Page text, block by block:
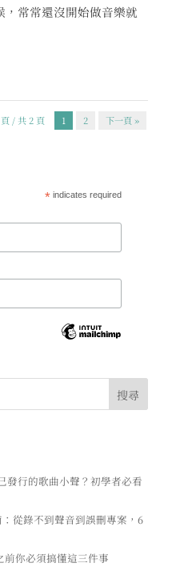
常常還沒開始做音樂就
/ 共 2 頁 1 2 下一頁 »
* indicates required
發行的歌曲小聲？初學者必看
從錄不到聲音到誤刪專案，6
前你必須搞懂這三件事